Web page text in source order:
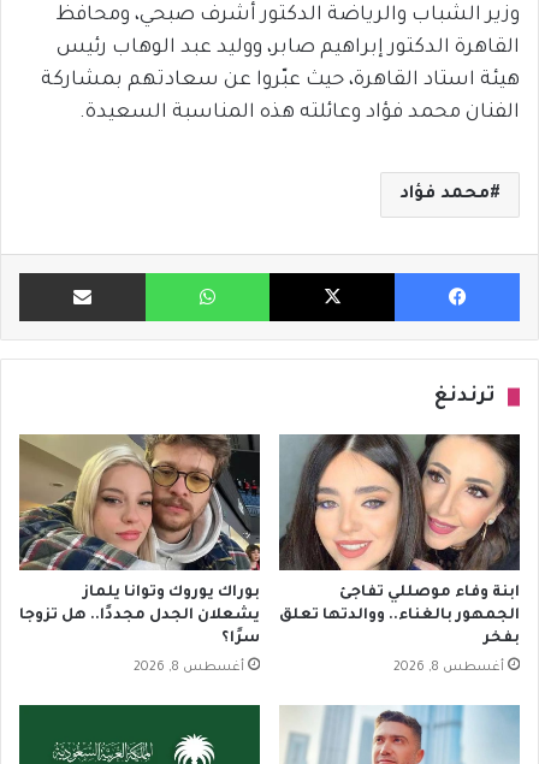
وزير الشباب والرياضة الدكتور أشرف صبحي، ومحافظ
القاهرة الدكتور إبراهيم صابر، ووليد عبد الوهاب رئيس
هيئة استاد القاهرة، حيث عبّروا عن سعادتهم بمشاركة
الفنان محمد فؤاد وعائلته هذه المناسبة السعيدة.
محمد فؤاد
فيسبوك X واتساب مشاركة
ترندنغ
ابنة وفاء موصللي تفاجئ
الجمهور بالغناء.. ووالدتها تعلق
بفخر
أغسطس 8, 2026
بوراك يوروك وتوانا يلماز
يشعلان الجدل مجددًا.. هل تزوجا
سرًا؟
أغسطس 8, 2026